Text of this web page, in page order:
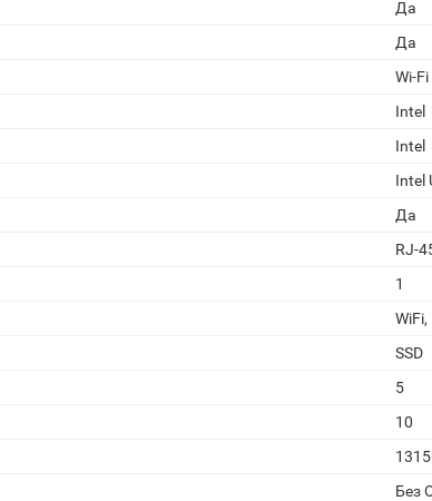
Да
Да
Wi-Fi
Intel
Intel
Intel
Да
RJ-
1
SSD
5
10
Без